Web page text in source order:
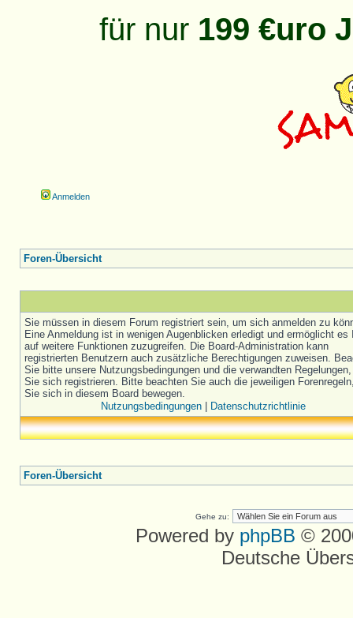
für nur 199 €uro
Anmelden
Foren-Übersicht
Sie müssen in diesem Forum registriert sein, um sich anmelden zu
Eine Anmeldung ist in wenigen Augenblicken erledigt und ermöglicht es
auf weitere Funktionen zuzugreifen. Die Board-Administration kann
registrierten Benutzern auch zusätzliche Berechtigungen zuweisen.
Sie bitte unsere Nutzungsbedingungen und die verwandten
Sie sich registrieren. Bitte beachten Sie auch die jeweiligen
Sie sich in diesem Board bewegen.
Nutzungsbedingungen| Datenschutzrichtlinie
Foren-Übersicht
Gehe zu:
Powered by phpBB ©
Deutsche